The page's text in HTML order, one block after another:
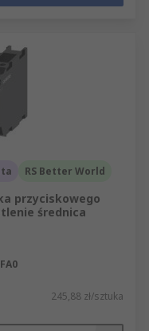
RS Better World
przyciskowego
średnica
245,88 zł/sztuka